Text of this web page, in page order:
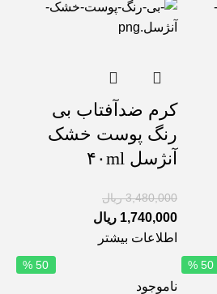
کرم ضدآفتاب بی
رنگ پوست خشک
آنژسل ۴۰ml
3,480,000 ریال
1,740,000 ریال
اطلاعات بیشتر
50 %
ناموجود
50 %